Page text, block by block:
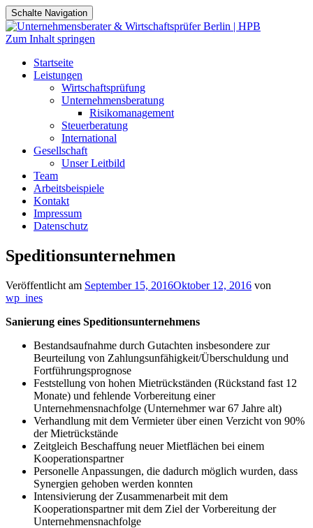
Schalte Navigation
Zum Inhalt springen
Startseite
Leistungen
Wirtschaftsprüfung
Unternehmensberatung
Risikomanagement
Steuerberatung
International
Gesellschaft
Unser Leitbild
Team
Arbeitsbeispiele
Kontakt
Impressum
Datenschutz
Speditionsunternehmen
Veröffentlicht am September 15, 2016Oktober 12, 2016 von
wp_ines
Sanierung eines Speditionsunternehmens
Bestandsaufnahme durch Gutachten insbesondere zur
Beurteilung von Zahlungsunfähigkeit/Überschuldung und
Fortführungsprognose
Feststellung von hohen Mietrückständen (Rückstand fast 12
Monate) und fehlende Vorbereitung einer
Unternehmensnachfolge (Unternehmer war 67 Jahre alt)
Verhandlung mit dem Vermieter über einen Verzicht von 90%
der Mietrückstände
Zeitgleich Beschaffung neuer Mietflächen bei einem
Kooperationspartner
Personelle Anpassungen, die dadurch möglich wurden, dass
Synergien gehoben werden konnten
Intensivierung der Zusammenarbeit mit dem
Kooperationspartner mit dem Ziel der Vorbereitung der
Unternehmensnachfolge